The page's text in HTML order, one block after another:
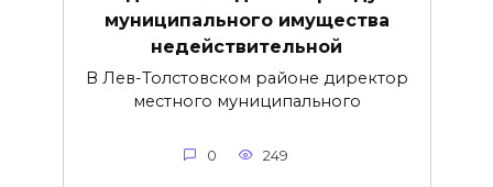
муниципального имущества
недействительной
В Лев-Толстовском районе директор
местного муниципального
0 249